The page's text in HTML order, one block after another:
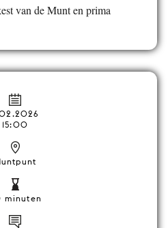
van de Munt en prima
15:00
minuten